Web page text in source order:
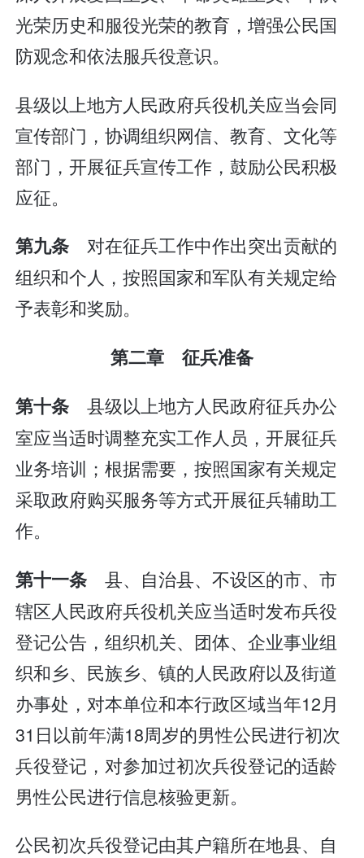
光荣历史和服役光荣的教育，增强公民国
防观念和依法服兵役意识。
县级以上地方人民政府兵役机关应当会同
宣传部门，协调组织网信、教育、文化等
部门，开展征兵宣传工作，鼓励公民积极
应征。
第九条 对在征兵工作中作出突出贡献的
组织和个人，按照国家和军队有关规定给
予表彰和奖励。
第二章 征兵准备
第十条 县级以上地方人民政府征兵办公
室应当适时调整充实工作人员，开展征兵
业务培训；根据需要，按照国家有关规定
采取政府购买服务等方式开展征兵辅助工
作。
第十一条 县、自治县、不设区的市、市
辖区人民政府兵役机关应当适时发布兵役
登记公告，组织机关、团体、企业事业组
织和乡、民族乡、镇的人民政府以及街道
办事处，对本单位和本行政区域当年12月
31日以前年满18周岁的男性公民进行初次
兵役登记，对参加过初次兵役登记的适龄
男性公民进行信息核验更新。
公民初次兵役登记由其户籍所在地县、自